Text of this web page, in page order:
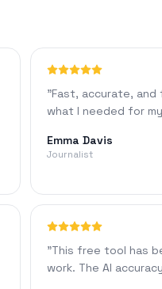
"Fast, accurate,
what I needed for
Emma Davis
Journalist
"This free tool has
work. The AI